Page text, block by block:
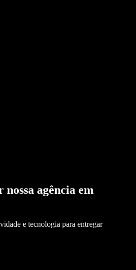
nossa agência em
e tecnologia para entregar